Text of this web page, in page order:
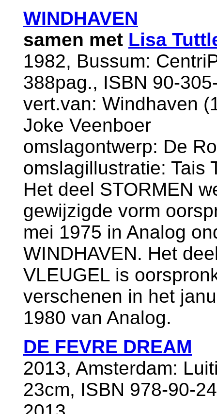
WINDHAVEN
samen met Lisa
1982, Bussum:
388pag., ISBN 90-
vert.van: Windhaven
Joke Veenboer
omslagontwerp: De
omslagillustratie: Tais
Het deel STORMEN
gewijzigde vorm
mei 1975 in Analog
WINDHAVEN. Het
VLEUGEL is
verschenen in het
1980 van Analog.
DE FEVRE DREAM
2013, Amsterdam:
23cm, ISBN 978-90-